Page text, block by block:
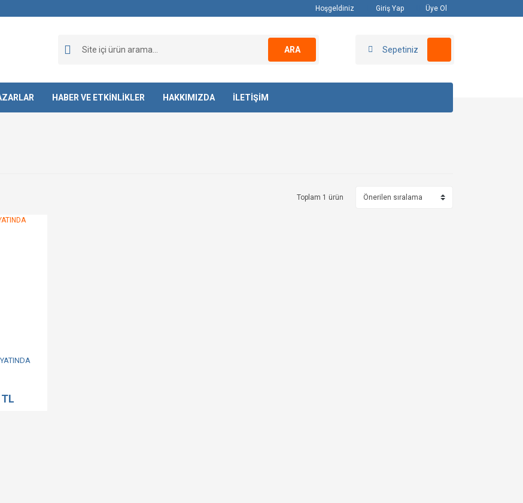
Hoşgeldiniz Giriş Yap Üye Ol
ARA Sepetiniz
HABER VE ETKİNLİKLER HAKKIMIZDA İLETİŞİM
Toplam 1 ürün